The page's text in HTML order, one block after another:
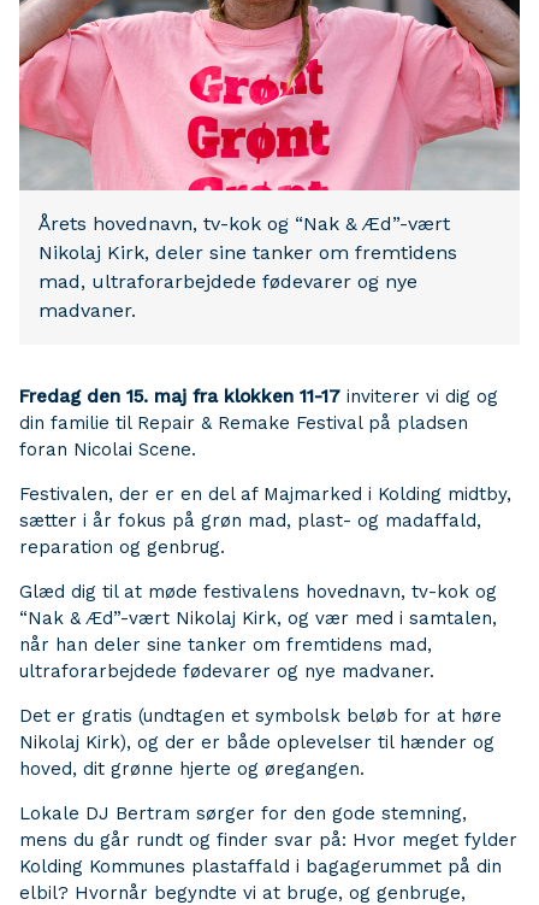
Årets hovednavn, tv-kok og “Nak & Æd”-vært
Nikolaj Kirk, deler sine tanker om fremtidens
mad, ultraforarbejdede fødevarer og nye
madvaner.
Fredag den 15. maj fra klokken 11-17 inviterer vi dig og
din familie til Repair & Remake Festival på pladsen
foran Nicolai Scene.
Festivalen, der er en del af Majmarked i Kolding midtby,
sætter i år fokus på grøn mad, plast- og madaffald,
reparation og genbrug.
Glæd dig til at møde festivalens hovednavn, tv-kok og
“Nak & Æd”-vært Nikolaj Kirk, og vær med i samtalen,
når han deler sine tanker om fremtidens mad,
ultraforarbejdede fødevarer og nye madvaner.
Det er gratis (undtagen et symbolsk beløb for at høre
Nikolaj Kirk), og der er både oplevelser til hænder og
hoved, dit grønne hjerte og øregangen.
Lokale DJ Bertram sørger for den gode stemning,
mens du går rundt og finder svar på: Hvor meget fylder
Kolding Kommunes plastaffald i bagagerummet på din
elbil? Hvornår begyndte vi at bruge, og genbruge,